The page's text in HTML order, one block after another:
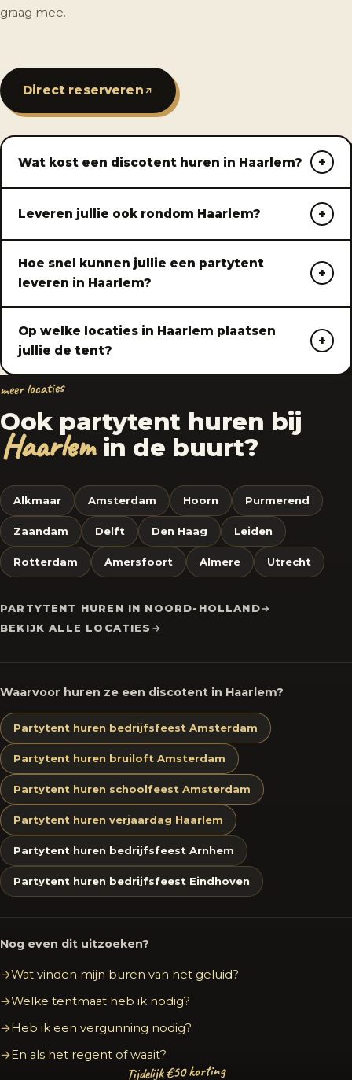
graag mee.
Direct reserveren
Wat kost een discotent huren in Haarlem?
Leveren jullie ook rondom Haarlem?
Hoe snel kunnen jullie een partytent
leveren in Haarlem?
Op welke locaties in Haarlem plaatsen
jullie de tent?
meer locaties
Ook partytent huren bij
Haarlemin de buurt?
Alkmaar Amsterdam Hoorn Purmerend
Zaandam Delft Den Haag Leiden
Rotterdam Amersfoort Almere Utrecht
PARTYTENT HUREN IN NOORD-HOLLAND
BEKIJK ALLE LOCATIES
Waarvoor huren ze een discotent in Haarlem?
Partytent huren bedrijfsfeest Amsterdam
Partytent huren bruiloft Amsterdam
Partytent huren schoolfeest Amsterdam
Partytent huren verjaardag Haarlem
Partytent huren bedrijfsfeest Arnhem
Partytent huren bedrijfsfeest Eindhoven
Nog even dit uitzoeken?
Wat vinden mijn buren van het geluid?
Welke tentmaat heb ik nodig?
Heb ik een vergunning nodig?
En als het regent of waait?
Tijdelijk €50 korting